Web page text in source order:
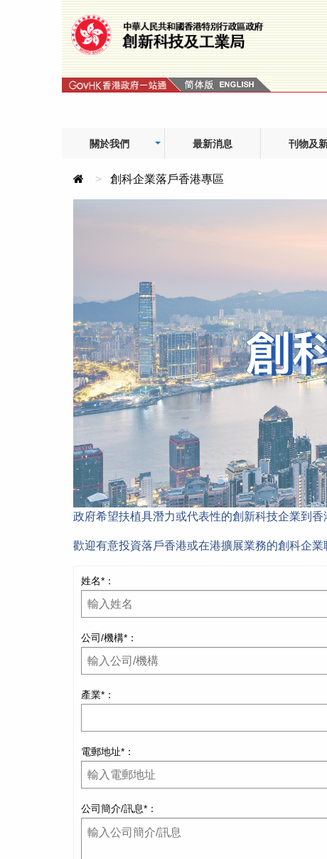
關於我們 最新消息 刊物及
創科企業落戶香港專區
政府希望扶植具潛力或代表性的創新科技企業到香
歡迎有意投資落戶香港或在港擴展業務的創科企
姓名*：
公司/機構*：
產業*：
電郵地址*：
公司簡介/訊息*：